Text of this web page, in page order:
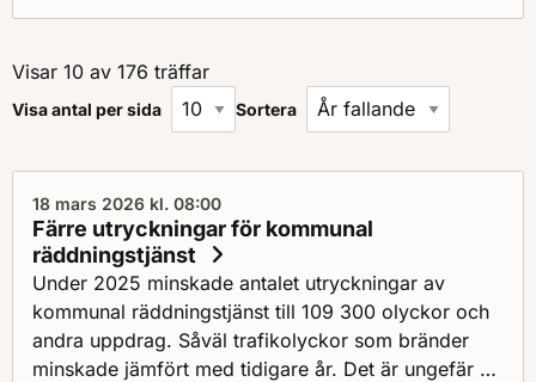
Visar 10 av 176 träffar
Visa antal per sida Sortera
18 mars 2026 kl. 08:00
Färre utryckningar för kommunal
räddningstjänst
Under 2025 minskade antalet utryckningar av
kommunal räddningstjänst till 109 300 olyckor och
andra uppdrag. Såväl trafikolyckor som bränder
minskade jämfört med tidigare år. Det är ungefär 2